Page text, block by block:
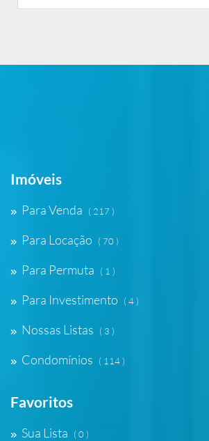
Imóveis
Para Venda ( 217 )
Para Locação ( 70 )
Para Permuta ( 1 )
Para Investimento ( 4 )
Nossas Listas ( 3 )
Condomínios ( 114 )
Favoritos
Sua Lista ( 0 )